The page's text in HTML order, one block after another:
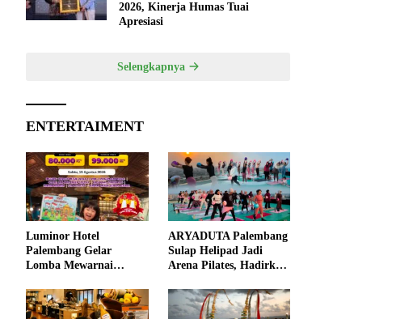
2026, Kinerja Humas Tuai
Apresiasi
Selengkapnya
ENTERTAIMENT
Luminor Hotel
Palembang Gelar
Lomba Mewarnai
Ajak Anak Asah
Kreativitas
ARYADUTA Palembang
Sulap Helipad Jadi
Arena Pilates, Hadirkan
Pertama di Kota
Pempek